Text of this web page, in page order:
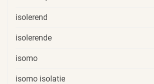
isolerend
isolerende
isomo
isomo isolatie